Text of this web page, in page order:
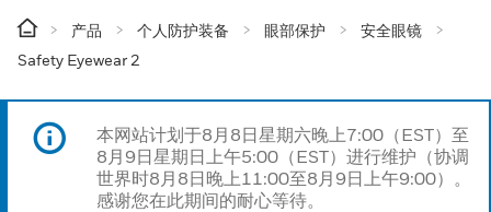
产品 个人防护装备 眼部保护
安全眼镜
Safety Eyewear 2
本网站计划于8月8日星期六晚上7:00（EST）至
8月9日星期日上午5:00（EST）进行维护（协调
世界时8月8日晚上11:00至8月9日上午9:00）。
感谢您在此期间的耐心等待。